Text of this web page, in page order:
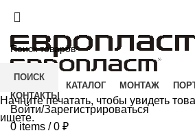
КАТАЛОГ МОНТАЖ
КОНТАКТЫ
Войти/Зарегистрироваться
0 items / 0 ₽
ПОИСК
Начните печатать, чтобы увидеть
ищете.